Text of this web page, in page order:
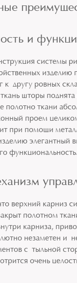
и
системы
изделию
к другу ровных
шторы
полотно ткани
проем
при помощи
элегантный
функциональность.
верхний карниз
полотном
карниза,
незаметен и
с тыльной
очень